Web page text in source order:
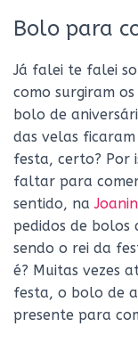
Bolo para
Já falei te falei
como surgiram
bolo de
das velas
festa, certo? Por
faltar para
sentido, na
pedidos de bolos
sendo o rei da
é? Muitas vezes
festa, o bolo de
presente para